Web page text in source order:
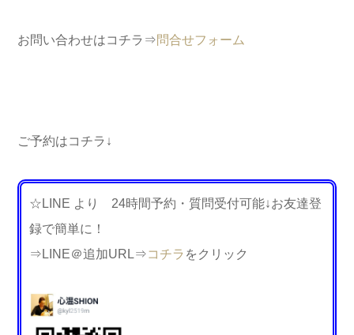
お問い合わせはコチラ⇒問合せフォーム
ご予約はコチラ↓
☆LINE より 24時間予約・質問受付可能↓お友達登
録で簡単に！
⇒LINE＠追加URL⇒コチラ をクリック